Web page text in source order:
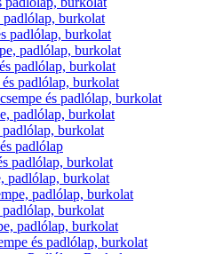
padlólap, burkolat
padlólap, burkolat
padlólap, burkolat
padlólap, burkolat
padlólap, burkolat
és padlólap, burkolat
padlólap, burkolat
burkolat
padlólap
padlólap, burkolat
padlólap, burkolat
padlólap, burkolat
padlólap, burkolat
padlólap, burkolat
és padlólap, burkolat